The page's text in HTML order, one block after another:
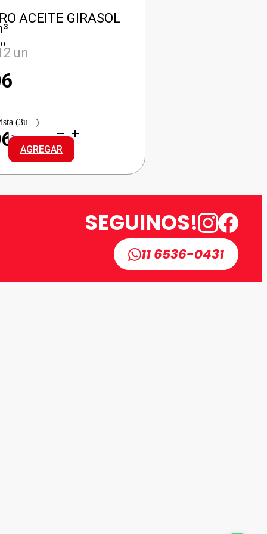
ACEITE GIRASOL
un
(3u +)
COCINERO
ACEITE
GIRASOL
cantidad
AGREGAR
SEGUINOS!
11 6536-0431